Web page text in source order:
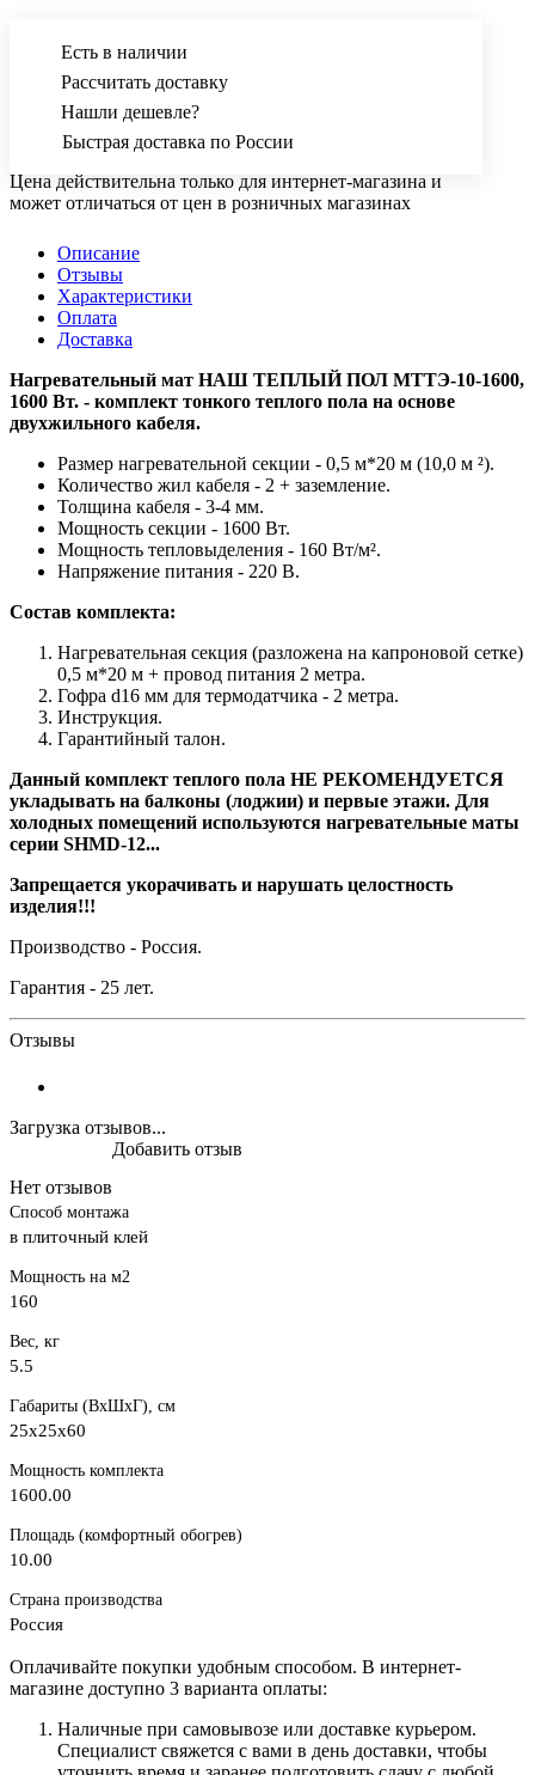
Есть в наличии
Рассчитать доставку
Нашли дешевле?
Быстрая доставка по России
Цена действительна только для интернет-магазина и
может отличаться от цен в розничных магазинах
Описание
Отзывы
Характеристики
Оплата
Доставка
Нагревательный мат НАШ ТЕПЛЫЙ ПОЛ МТТЭ-10-1600,
1600 Вт. - комплект тонкого теплого пола на основе
двухжильного кабеля.
Размер нагревательной секции - 0,5 м*20 м (10,0 м ²).
Количество жил кабеля - 2 + заземление.
Толщина кабеля - 3-4 мм.
Мощность секции - 1600 Вт.
Мощность тепловыделения - 160 Вт/м².
Напряжение питания - 220 В.
Состав комплекта:
Нагревательная секция (разложена на капроновой сетке)
0,5 м*20 м + провод питания 2 метра.
Гофра d16 мм для термодатчика - 2 метра.
Инструкция.
Гарантийный талон.
Данный комплект теплого пола НЕ РЕКОМЕНДУЕТСЯ
укладывать на балконы (лоджии) и первые этажи. Для
холодных помещений используются нагревательные маты
серии SHMD-12...
Запрещается укорачивать и нарушать целостность
изделия!!!
Производство - Россия.
Гарантия - 25 лет.
Отзывы
Загрузка отзывов...
Нет отзывов
Добавить отзыв
Способ монтажа
в плиточный клей
Мощность на м2
160
Вес, кг
5.5
Габариты (ВхШхГ), см
25x25x60
Мощность комплекта
1600.00
Площадь (комфортный обогрев)
10.00
Страна производства
Россия
Оплачивайте покупки удобным способом. В интернет-
магазине доступно 3 варианта оплаты:
Наличные при самовывозе или доставке курьером.
Специалист свяжется с вами в день доставки, чтобы